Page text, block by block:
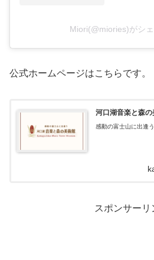
Miori(@miories)がシ
公式ホームページはこちらです。
河口湖音楽と森の
感動の富士山に出逢
スポンサーリ